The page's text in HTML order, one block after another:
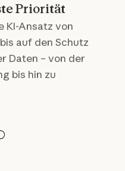
Priorität
KI-Ansatz von
auf den Schutz
Daten – von der
bis hin zu